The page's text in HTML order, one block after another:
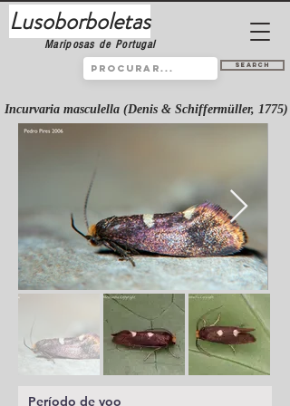
Lusoborboletas
Mariposas de Portugal
Search
Incurvaria masculella (Denis & Schiffermüller, 1775)
Período de voo